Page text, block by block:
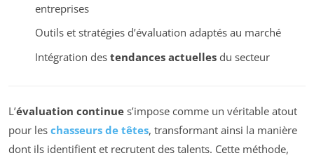
entreprises
Outils et stratégies d’évaluation adaptés au marché
Intégration des tendances actuellesdu secteur
L’évaluation continue s’impose comme un véritable atout
pour les chasseurs de têtes, transformant ainsi la manière
dont ils identifient et recrutent des talents. Cette méthode,